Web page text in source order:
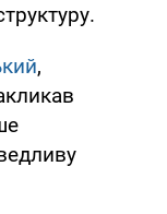
,